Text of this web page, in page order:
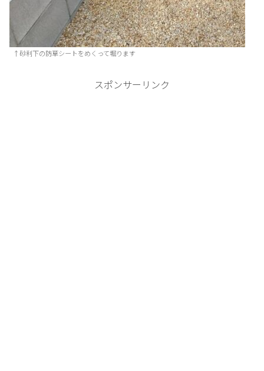
↑砂利下の防草シートをめくって堀ります
スポンサーリンク